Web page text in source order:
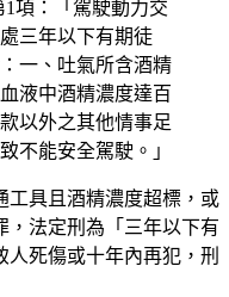
1項：「駕駛動力交
三年以下有期徒
一、吐氣所含酒精
液中酒精濃度達百
以外之其他情事足
不能安全駕駛。」
工具且酒精濃度超標，或
，法定刑為「三年以下有
死傷或十年內再犯，刑